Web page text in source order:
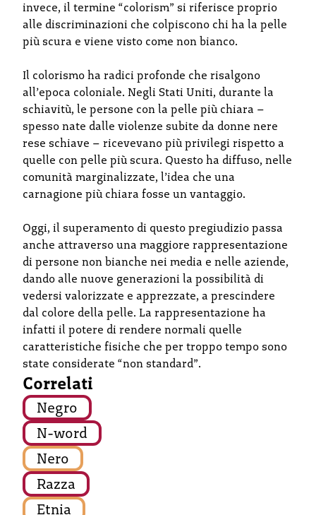
invece, il termine “colorism” si riferisce proprio
alle discriminazioni che colpiscono chi ha la pelle
più scura e viene visto come non bianco.
Il colorismo ha radici profonde che risalgono
all’epoca coloniale. Negli Stati Uniti, durante la
schiavitù, le persone con la pelle più chiara –
spesso nate dalle violenze subite da donne nere
rese schiave – ricevevano più privilegi rispetto a
quelle con pelle più scura. Questo ha diffuso, nelle
comunità marginalizzate, l’idea che una
carnagione più chiara fosse un vantaggio.
Oggi, il superamento di questo pregiudizio passa
anche attraverso una maggiore rappresentazione
di persone non bianche nei media e nelle aziende,
dando alle nuove generazioni la possibilità di
vedersi valorizzate e apprezzate, a prescindere
dal colore della pelle. La rappresentazione ha
infatti il potere di rendere normali quelle
caratteristiche fisiche che per troppo tempo sono
state considerate “non standard”.
Correlati
Negro
N-word
Nero
Razza
Etnia